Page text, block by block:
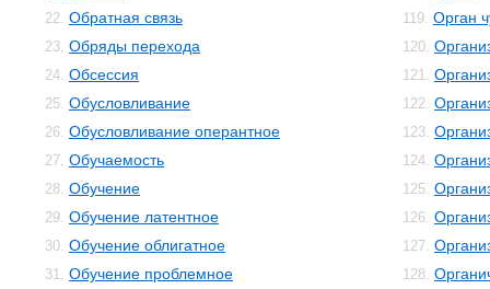
22. Обратная связь
23. Обряды перехода
24. Обсессия
25. Обусловливание
26. Обусловливание оперантное
27. Обучаемость
28. Обучение
29. Обучение латентное
30. Обучение облигатное
31. Обучение проблемное
119. Орган
120.
121.
122.
123.
124.
125.
126.
127.
128.